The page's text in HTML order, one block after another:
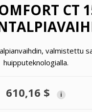
CT
valmistettu
huipputeknologialla.
610,16 $ i